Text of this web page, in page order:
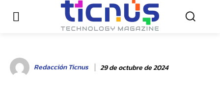
Redacción Ticnus 29 de octubre de 2024